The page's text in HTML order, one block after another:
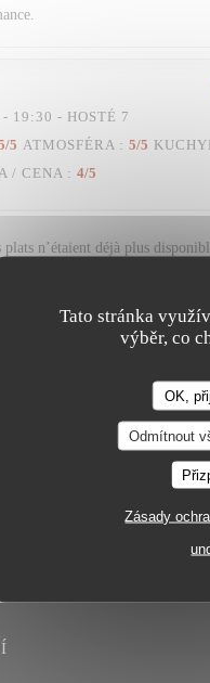
Tato stránka
výběr, co
OK,
Odmítnout
Zásady
- 19:30 - HOSTÉ 7
/5 ATMOSFÉRA : 5/5
/ CENA : 4/5
plats n’étaient déjà plus
(moins de choix et
bon restaurant malgré tout.
3